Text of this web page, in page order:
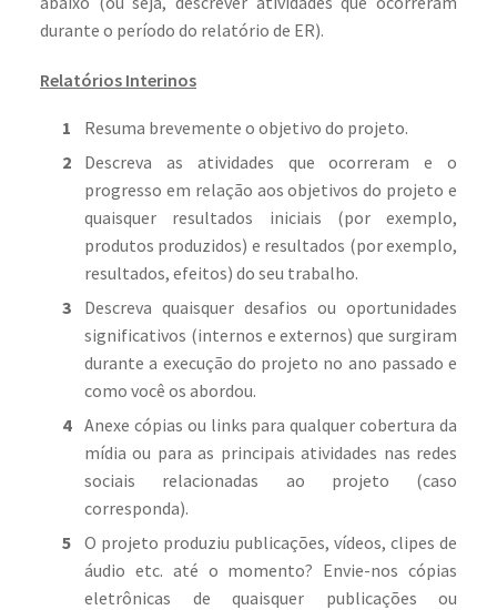
durante o período do relatório de ER).
Relatórios Interinos
Resuma brevemente o objetivo do projeto.
Descreva as atividades que ocorreram e o
progresso em relação aos objetivos do projeto e
quaisquer resultados iniciais (por exemplo,
produtos produzidos) e resultados (por exemplo,
resultados, efeitos) do seu trabalho.
Descreva quaisquer desafios ou oportunidades
significativos (internos e externos) que surgiram
durante a execução do projeto no ano passado e
como você os abordou.
Anexe cópias ou links para qualquer cobertura da
mídia ou para as principais atividades nas redes
sociais relacionadas ao projeto (caso
corresponda).
O projeto produziu publicações, vídeos, clipes de
áudio etc. até o momento? Envie-nos cópias
eletrônicas de quaisquer publicações ou